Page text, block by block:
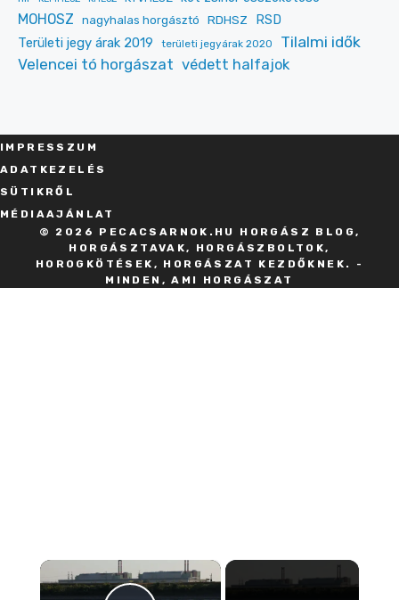
MOHOSZ nagyhalas horgásztó RDHSZ RSD
Területi jegy árak 2019 területi jegyárak 2020
Tilalmi idők
Velencei tó horgászat védett halfajok
IMPRESSZU M
ADATKEZELÉS
SÜT IKRŐL
MÉDIAAJÁNLAT
© 2026 PECACSARNOK.HU HORGÁSZ BLOG,
HORGÁSZTAVAK, HORGÁSZBOLTOK,
HOROGKÖTÉSEK, HORGÁSZAT KEZDŐKNEK. -
MINDEN, AMI HORGÁSZAT
×